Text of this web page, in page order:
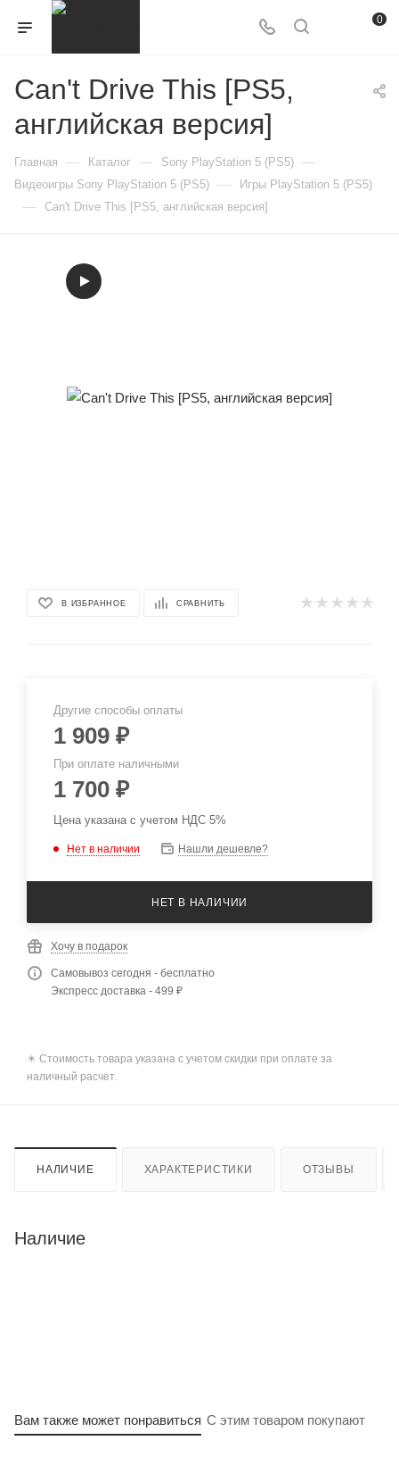
0
Can't Drive This [PS5,
английская версия]
Главная — Каталог — Sony PlayStation 5 (PS5) —
Видеоигры Sony PlayStation 5 (PS5) — Игры PlayStation 5 (PS5)
— Can't Drive This [PS5, английская версия]
В ИЗБРАННОЕ СРАВНИТЬ
Другие способы оплаты
1 909 ₽
При оплате наличными
1 700 ₽
Цена указана с учетом НДС 5%
Нет в наличии Нашли дешевле?
НЕТ В НАЛИЧИИ
Хочу в подарок
Самовывоз сегодня - бесплатно
Экспресс доставка - 499 ₽
✴️ Стоимость товара указана с учетом скидки при оплате за
наличный расчет.
НАЛИЧИЕ ХАРАКТЕРИСТИКИ ОТЗЫВЫ
Наличие
Вам также может понравиться С этим товаром покупают